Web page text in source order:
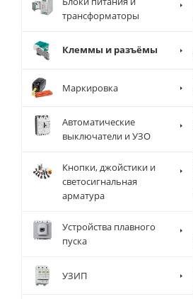
трансформаторы
Клеммы и разъёмы
Маркировка
Автоматические
выключатели и УЗО
Кнопки, джойстики и
светосигнальная
арматура
Устройства плавного
пуска
УЗИП